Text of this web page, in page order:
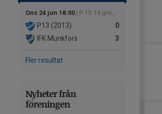
Ons 24 jun 18:00 | P 13-14 grön norra
0
P13 (2013)
3
IFK Munkfors
Fler resultat
Nyheter från
föreningen